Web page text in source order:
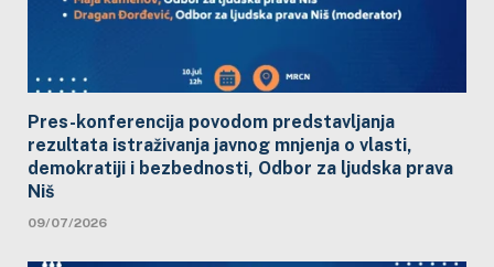
Pres-konferencija povodom predstavljanja
rezultata istraživanja javnog mnjenja o vlasti,
demokratiji i bezbednosti, Odbor za ljudska prava
Niš
09/07/2026